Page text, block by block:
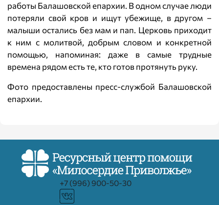
работы Балашовской епархии. В одном случае люди
потеряли свой кров и ищут убежище, в другом –
малыши остались без мам и пап. Церковь приходит
к ним с молитвой, добрым словом и конкретной
помощью, напоминая: даже в самые трудные
времена рядом есть те, кто готов протянуть руку.
Фото предоставлены пресс-службой Балашовской
епархии.
+7 (996) 900-50-30